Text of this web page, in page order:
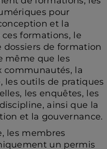
pour
et la
formations, le
dossiers de formation
même que les
communautés, la
les outils de pratiques
les enquêtes, les
ainsi que la
et la gouvernance.
les membres
un permis